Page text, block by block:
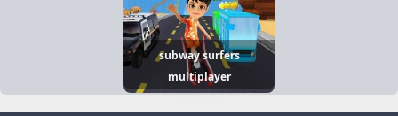
subway surfers
multiplayer